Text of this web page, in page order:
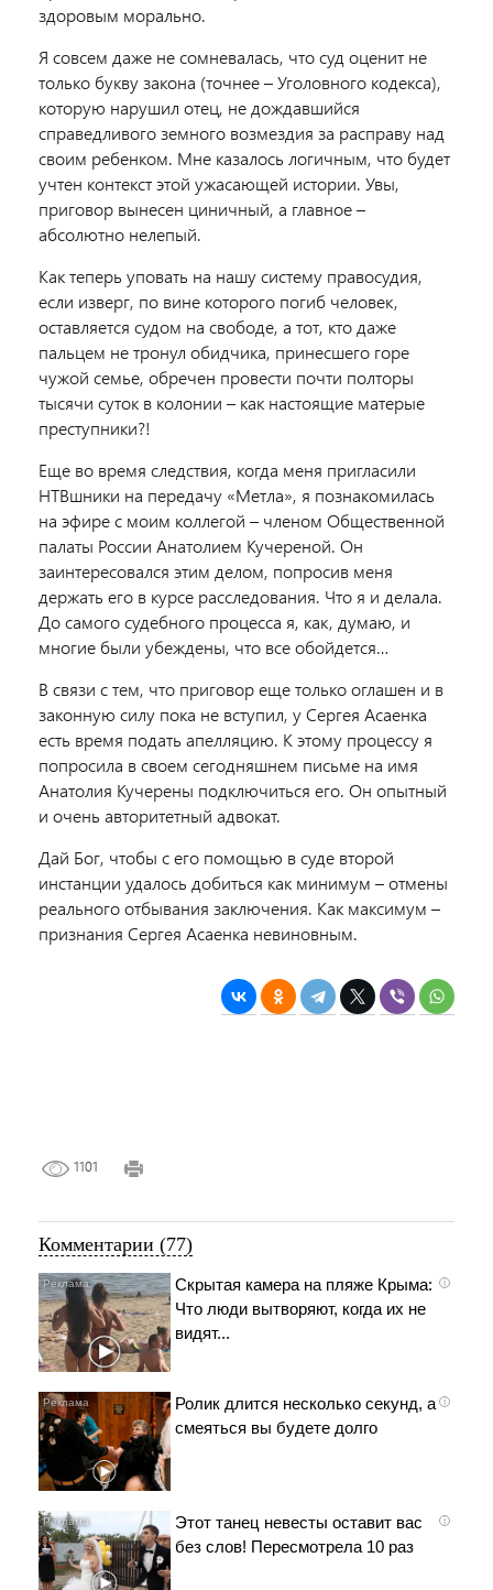
здоровым морально.
Я совсем даже не сомневалась, что суд оценит не
только букву закона (точнее – Уголовного кодекса),
которую нарушил отец, не дождавшийся
справедливого земного возмездия за расправу над
своим ребенком. Мне казалось логичным, что будет
учтен контекст этой ужасающей истории. Увы,
приговор вынесен циничный, а главное –
абсолютно нелепый.
Как теперь уповать на нашу систему правосудия,
если изверг, по вине которого погиб человек,
оставляется судом на свободе, а тот, кто даже
пальцем не тронул обидчика, принесшего горе
чужой семье, обречен провести почти полторы
тысячи суток в колонии – как настоящие матерые
преступники?!
Еще во время следствия, когда меня пригласили
НТВшники на передачу «Метла», я познакомилась
на эфире с моим коллегой – членом Общественной
палаты России Анатолием Кучереной. Он
заинтересовался этим делом, попросив меня
держать его в курсе расследования. Что я и делала.
До самого судебного процесса я, как, думаю, и
многие были убеждены, что все обойдется…
В связи с тем, что приговор еще только оглашен и в
законную силу пока не вступил, у Сергея Асаенка
есть время подать апелляцию. К этому процессу я
попросила в своем сегодняшнем письме на имя
Анатолия Кучерены подключиться его. Он опытный
и очень авторитетный адвокат.
Дай Бог, чтобы с его помощью в суде второй
инстанции удалось добиться как минимум – отмены
реального отбывания заключения. Как максимум –
признания Сергея Асаенка невиновным.
1101
Комментарии (77)
i
Скрытая камера на пляже Крыма:
Что люди вытворяют, когда их не
видят...
i
Ролик длится несколько секунд, а
смеяться вы будете долго
i
Этот танец невесты оставит вас
без слов! Пересмотрела 10 раз